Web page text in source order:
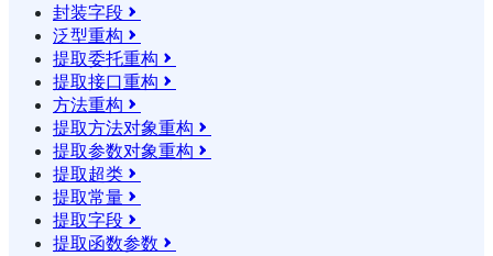
封装字段 
泛型重构 
提取委托重构 
提取接口重构 
方法重构 
提取方法对象重构 
提取参数对象重构 
提取超类 
提取常量 
提取字段 
提取函数参数 